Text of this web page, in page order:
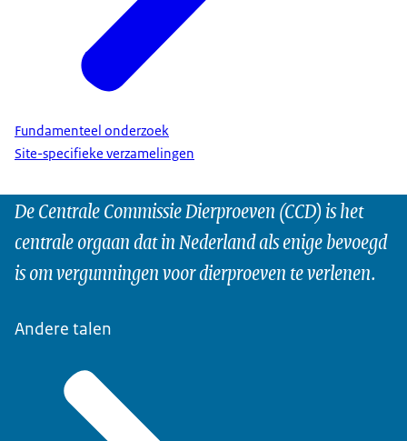
Fundamenteel onderzoek
Site-specifieke verzamelingen
De Centrale Commissie Dierproeven (CCD) is het
centrale orgaan dat in Nederland als enige bevoegd
is om vergunningen voor dierproeven te verlenen.
Andere talen